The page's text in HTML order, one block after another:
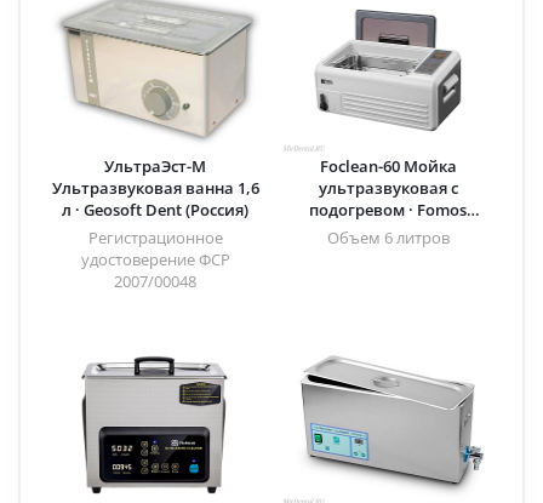
УльтраЭст-М
Ультразвуковая ванна 1,6
л · Geosoft Dent (Россия)
Регистрационное
удостоверение ФСР
2007/00048
Foclean-60 Мойка
ультразвуковая с
подогревом · Fomos
(Китай)
Объем 6 литров